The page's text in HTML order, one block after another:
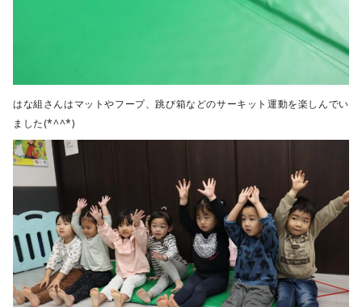
はな組さんはマットやフープ、跳び箱などのサーキット運動を楽しんでい
ました(*^^*)